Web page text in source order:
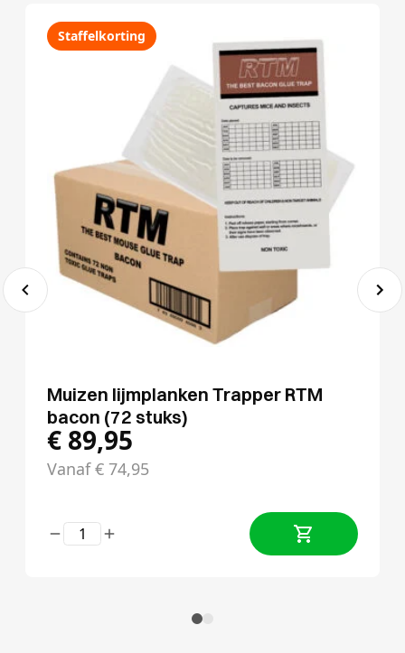
Staffelkorting
Muizen lijmplanken Trapper RTM
bacon (72 stuks)
€ 89,95
Vanaf€ 74,95